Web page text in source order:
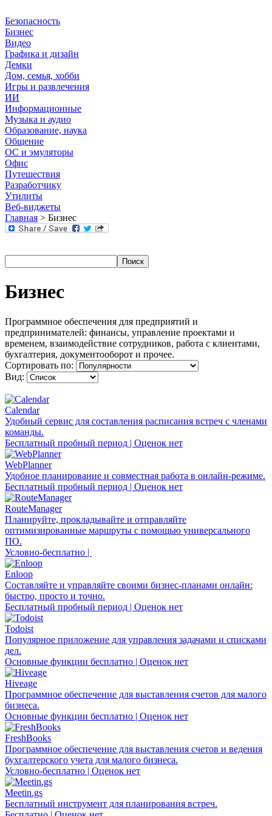
Безопасность
Бизнес
Видео
Графика и дизайн
Демки
Дом, семья, хобби
Игры и развлечения
ИИ
Информационные
Музыка и аудио
Образование, наука
Общение
ОС и эмуляторы
Офис
Путешествия
Разработчику
Утилиты
Веб-виджеты
Главная > Бизнес
Бизнес
Программное обеспечения для предприятий и
предпринимателей: финансы, управление проектами и
временем, взаимодействие сотрудников, работа с клиентами,
бухгалтерия, документооборот и прочее.
Сортировать по:
Вид:
Calendar
Удобный сервис для составления расписания встреч с членами
команды.
Бесплатный пробный период | Оценок нет
WebPlanner
Удобное планирование и совместная работа в онлайн-режиме.
Бесплатный пробный период | Оценок нет
RouteManager
Планируйте, прокладывайте и отправляйте
оптимизированные маршруты с помощью универсального
ПО.
Условно-бесплатно |
Enloop
Составляйте и управляйте своими бизнес-планами онлайн:
быстро, просто и точно.
Бесплатный пробный период | Оценок нет
Todoist
Популярное приложение для управления задачами и списками
дел.
Основные функции бесплатно | Оценок нет
Hiveage
Программное обеспечение для выставления счетов для малого
бизнеса.
Основные функции бесплатно | Оценок нет
FreshBooks
Программное обеспечение для выставления счетов и ведения
бухгалтерского учета для малого бизнеса.
Условно-бесплатно | Оценок нет
Meetin.gs
Бесплатный инструмент для планирования встреч.